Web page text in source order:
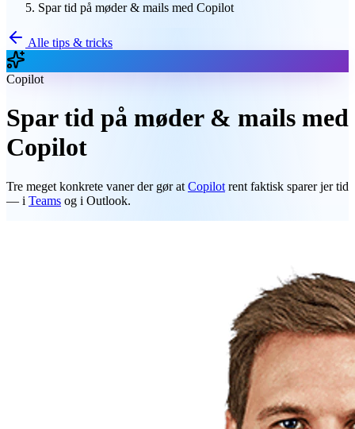
Spar tid på møder & mails med Copilot
Alle tips & tricks
Copilot
Spar tid på møder & mails med
Copilot
Tre meget konkrete vaner der gør at Copilot rent faktisk sparer jer tid
— i Teams og i Outlook.